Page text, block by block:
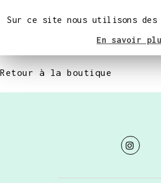
Votre panier est
Retour à la boutique
Sur ce site nous utilisons des
En savoir